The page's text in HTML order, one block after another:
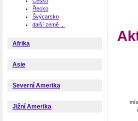
Řecko
Švýcarsko
další země ...
Afrika
Asie
Severní Amerika
Jižní Amerika